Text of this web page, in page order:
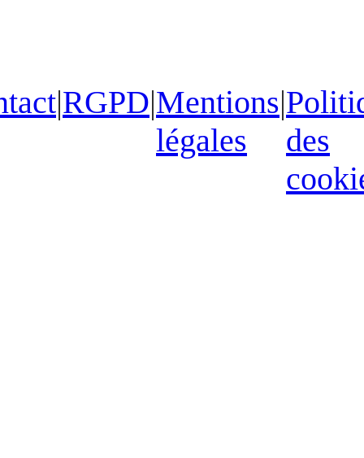
|RGPD|Mentions
légales
|
des